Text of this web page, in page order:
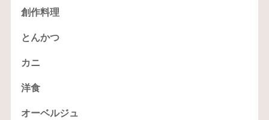
創作料理
とんかつ
カニ
洋食
オーベルジュ